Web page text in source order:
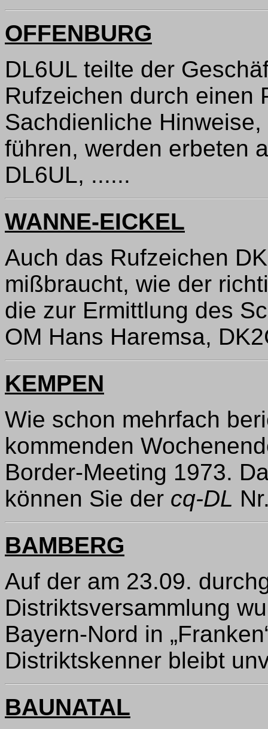
OFFENBURG
DL6UL teilte der
Rufzeichen durch einen
Sachdienliche
führen, werden erbeten
DL6UL, ......
WANNE-EICKEL
Auch das Rufzeichen
mißbraucht, wie der
die zur Ermittlung des
OM Hans Haremsa,
KEMPEN
Wie schon mehrfach
kommenden
Border-Meeting 1973.
können Sie der cq-DL
BAMBERG
Auf der am 23.09.
Distriktsversammlung
Bayern-Nord in
Distriktskenner bleibt
BAUNATAL